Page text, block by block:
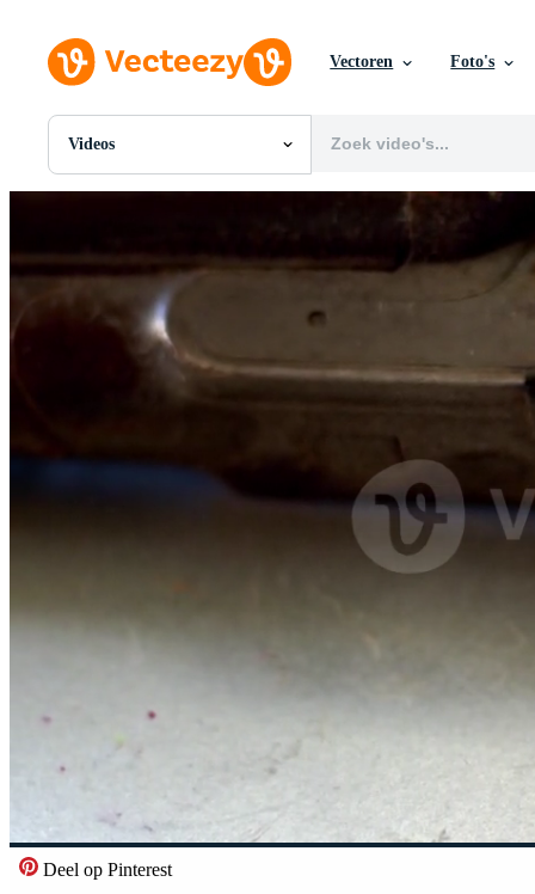
Vectoren Foto's
Videos
Alle Afbeeldingen
PSDs
SVGs
Sjablonen
Vectoren
Motion graphics
Deel op Pinterest